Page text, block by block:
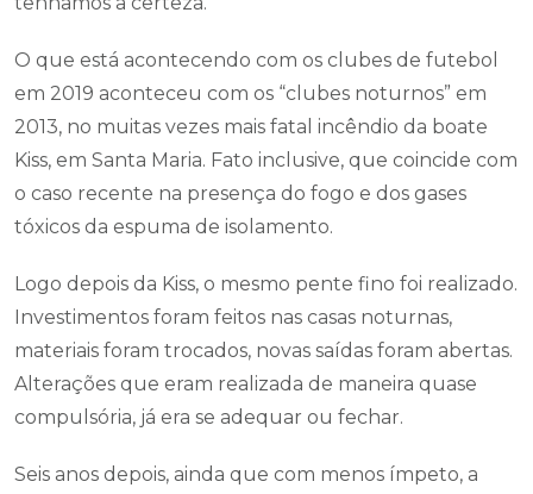
O que está acontecendo com os clubes de futebol
em 2019 aconteceu com os “clubes noturnos” em
2013, no muitas vezes mais fatal incêndio da boate
Kiss, em Santa Maria. Fato inclusive, que coincide com
o caso recente na presença do fogo e dos gases
tóxicos da espuma de isolamento.
Logo depois da Kiss, o mesmo pente fino foi realizado.
Investimentos foram feitos nas casas noturnas,
materiais foram trocados, novas saídas foram abertas.
Alterações que eram realizada de maneira quase
compulsória, já era se adequar ou fechar.
Seis anos depois, ainda que com menos ímpeto, a